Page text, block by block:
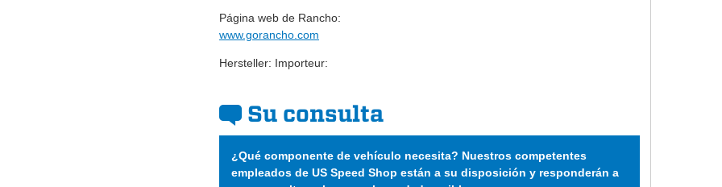
Página web de Rancho:
www.gorancho.com
Hersteller: Importeur:
Su consulta
¿Qué componente de vehículo necesita? Nuestros competentes
empleados de US Speed Shop están a su disposición y responderán a